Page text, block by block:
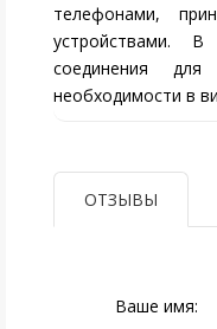
телефонами,
устройствами.
соединения
необходимости в
ОТЗЫВЫ